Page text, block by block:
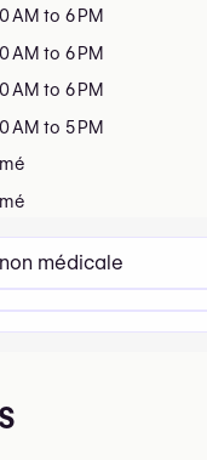
médicale
AM to 6 PM
AM to 6 PM
AM to 6 PM
AM to 5 PM